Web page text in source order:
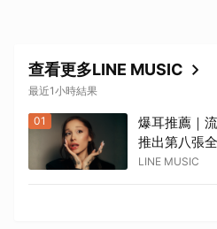
查看更多LINE MUSIC
最近1小時結果
01
爆耳推薦｜
推出第八張
LINE MUSIC